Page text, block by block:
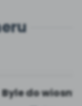
Byle do